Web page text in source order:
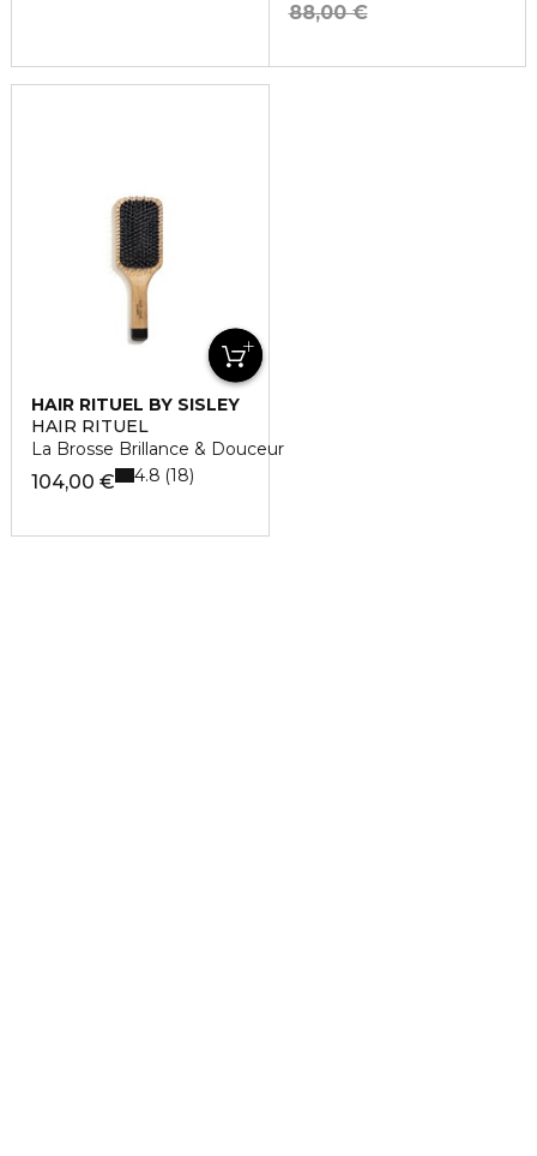
88,00 €
HAIR RITUEL BY SISLEY
HAIR RITUEL
La Brosse Brillance & Douceur
104,00 € 4.8 18